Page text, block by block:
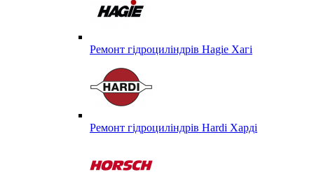
Ремонт гідроциліндрів Hagie Хагі
Ремонт гідроциліндрів Hardi Харді